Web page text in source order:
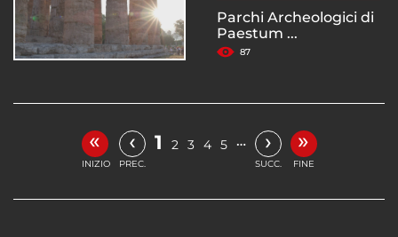
Parchi Archeologici di
Paestum ...
87
«
INIZIO
‹
PREC.
1 2 3 4 5 … ›
SUCC.
»
FINE